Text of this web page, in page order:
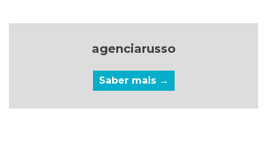
agenciarusso
Saber mais →